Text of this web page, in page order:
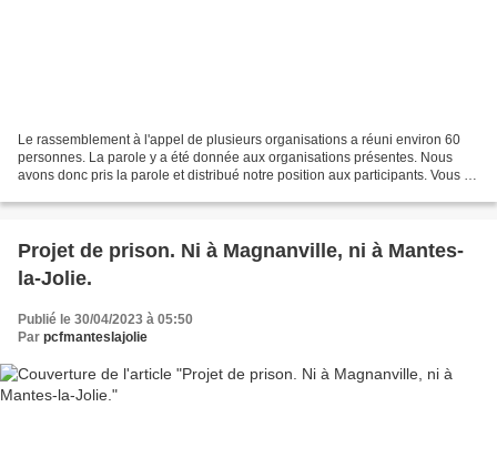
Le rassemblement à l'appel de plusieurs organisations a réuni environ 60
personnes. La parole y a été donnée aux organisations présentes. Nous
avons donc pris la parole et distribué notre position aux participants. Vous la
Projet de prison. Ni à Magnanville, ni à Mantes-
la-Jolie.
Publié le 30/04/2023 à 05:50
Par pcfmanteslajolie